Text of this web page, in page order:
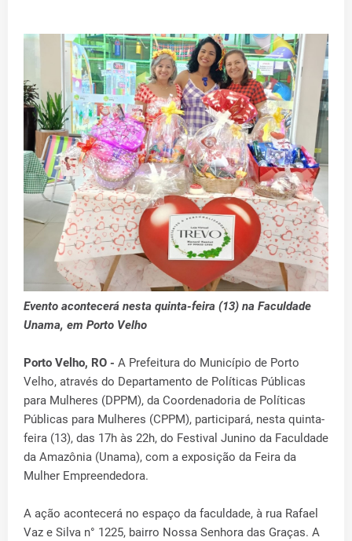
Evento acontecerá nesta quinta-feira (13) na Faculdade
Unama, em Porto Velho
Porto Velho, RO - A Prefeitura do Município de Porto
Velho, através do Departamento de Políticas Públicas
para Mulheres (DPPM), da Coordenadoria de Políticas
Públicas para Mulheres (CPPM), participará, nesta quinta-
feira (13), das 17h às 22h, do Festival Junino da Faculdade
da Amazônia (Unama), com a exposição da Feira da
Mulher Empreendedora.
A ação acontecerá no espaço da faculdade, à rua Rafael
Vaz e Silva n° 1225, bairro Nossa Senhora das Graças. A